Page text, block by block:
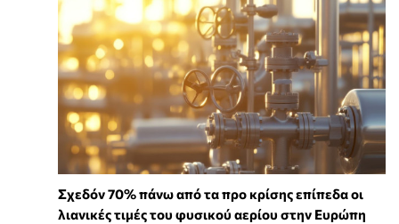
Σχεδόν 70% πάνω από τα προ κρίσης επίπεδα οι
λιανικές τιμές του φυσικού αερίου στην Ευρώπη